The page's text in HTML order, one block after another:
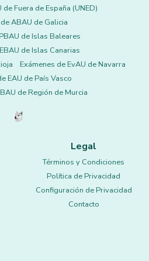
de Fuera de España (UNED)
ABAU de Galicia
de Islas Baleares
de Islas Canarias
Exámenes de EvAU de Navarra
EAU de País Vasco
de Región de Murcia
Legal
Términos y Condiciones
Política de Privacidad
Configuración de Privacidad
Contacto